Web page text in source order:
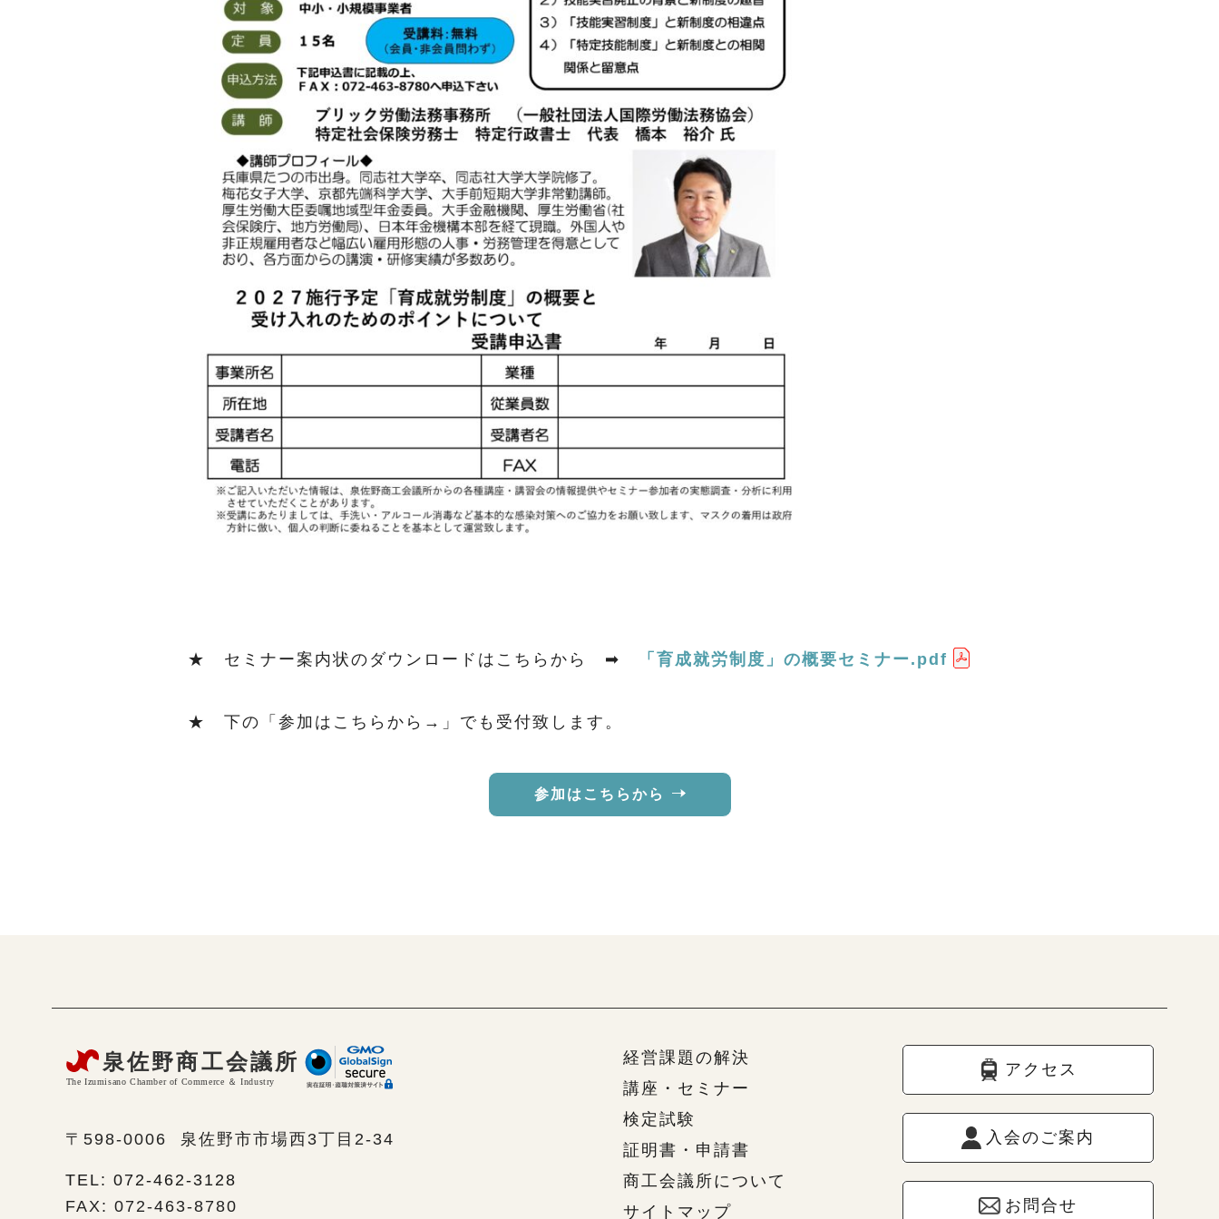
★ セミナー案内状のダウンロードはこちらから ➡ 「育成就労制度」の概要セミナー.pdf
★ 下の「参加はこちらから→」でも受付致します。
参加はこちらから
〒598-0006 泉佐野市市場西3丁目2-34
TEL: 072-462-3128
FAX: 072-463-8780
経営課題の解決
講座・セミナー
検定試験
証明書・申請書
商工会議所について
サイトマップ
アクセス
入会のご案内
お問合せ